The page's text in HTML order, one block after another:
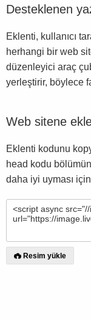
Desteklenen
Eklenti, kullanıcı
herhangi bir web
düzenleyici araç
yerleştirir, böylece
Web sitene
Eklenti kodunu
head kodu
daha iyi uyması için
Resim yükle